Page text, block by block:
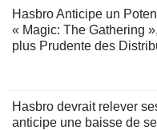
Hasbro Anticipe un
« Magic: The Gathering
plus Prudente des
Hasbro devrait relever
anticipe une baisse de